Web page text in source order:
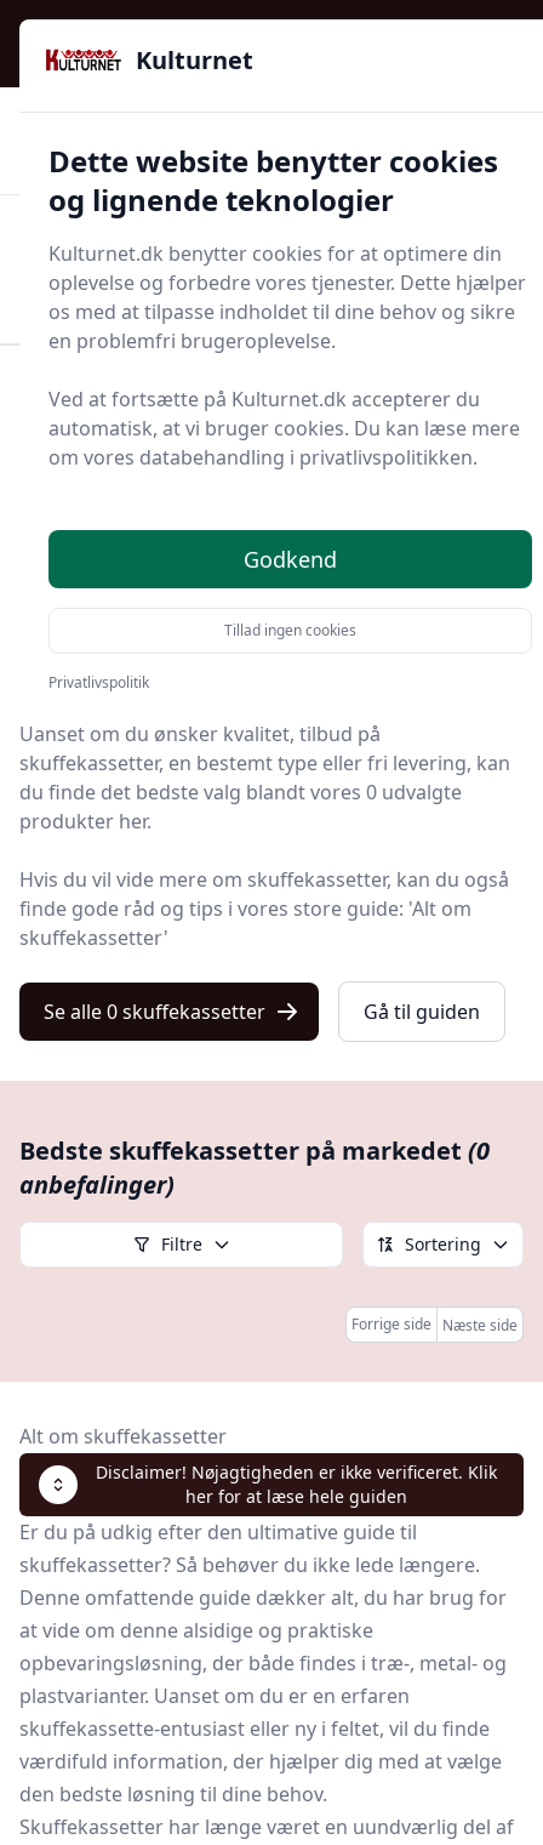
Kulturnet - Alt Det Gode I Livet | Din Kulturguide Siden
2016
97 kategorier 👍Kun godkendte butikker
Start søgning
Start søgning
Forside Bolig og indretning
Møbler
Skuffekassette
Bedste skuffekassetter
på markedet - 0
anbefalinger
Du er landet på Kulturnet, hvor du finder de bedste
skuffekassetter. Vi har udvalgt 0 produkter til dig!
Uanset om du ønsker kvalitet, tilbud på
skuffekassetter, en bestemt type eller fri levering, kan
du finde det bedste valg blandt vores 0 udvalgte
produkter her.
Hvis du vil vide mere om skuffekassetter, kan du også
finde gode råd og tips i vores store guide: 'Alt om
skuffekassetter'
Se alle 0 skuffekassetter Gå til guiden
Bedste skuffekassetter på markedet (0
anbefalinger)
Filtre Sortering
Forrige side Næste side
Alt om skuffekassetter
Disclaimer! Nøjagtigheden er ikke verificeret. Klik
her for at læse hele guiden
Er du på udkig efter den ultimative guide til
skuffekassetter? Så behøver du ikke lede længere.
Denne omfattende guide dækker alt, du har brug for
at vide om denne alsidige og praktiske
opbevaringsløsning, der både findes i træ-, metal- og
plastvarianter. Uanset om du er en erfaren
skuffekassette-entusiast eller ny i feltet, vil du finde
værdifuld information, der hjælper dig med at vælge
den bedste løsning til dine behov.
Skuffekassetter har længe været en uundværlig del af
Kulturnet
Dette website benytter cookies
og lignende teknologier
Kulturnet.dk benytter cookies for at optimere din
oplevelse og forbedre vores tjenester. Dette hjælper
os med at tilpasse indholdet til dine behov og sikre
en problemfri brugeroplevelse.
Ved at fortsætte på Kulturnet.dk accepterer du
automatisk, at vi bruger cookies. Du kan læse mere
om vores databehandling i privatlivspolitikken.
Godkend
Tillad ingen cookies
Privatlivspolitik